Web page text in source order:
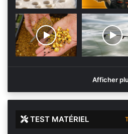
Afficher
TEST MATÉRIEL